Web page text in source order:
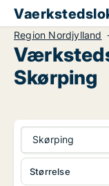
Region Nordjylland
Skørping
Skørping
Størrelse